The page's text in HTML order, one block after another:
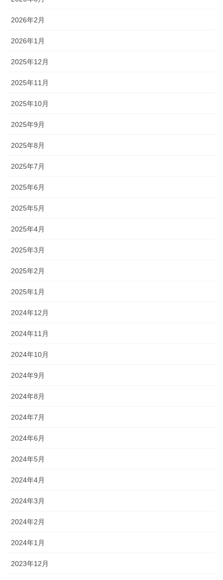
2026年2月
2026年1月
2025年12月
2025年11月
2025年10月
2025年9月
2025年8月
2025年7月
2025年6月
2025年5月
2025年4月
2025年3月
2025年2月
2025年1月
2024年12月
2024年11月
2024年10月
2024年9月
2024年8月
2024年7月
2024年6月
2024年5月
2024年4月
2024年3月
2024年2月
2024年1月
2023年12月